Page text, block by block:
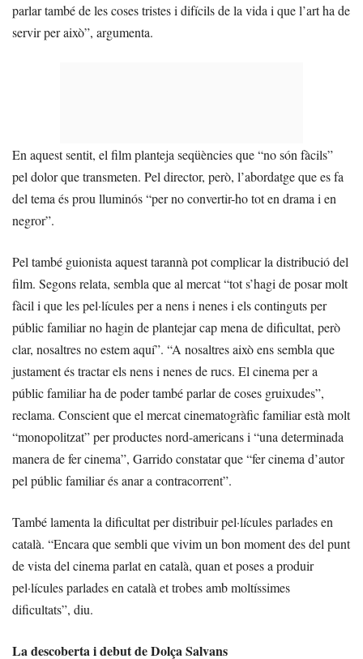
parlar també de les coses tristes i difícils de la vida i que l’art ha de
servir per això”, argumenta.
En aquest sentit, el film planteja seqüències que “no són fàcils”
pel dolor que transmeten. Pel director, però, l’abordatge que es fa
del tema és prou lluminós “per no convertir-ho tot en drama i en
negror”.
Pel també guionista aquest tarannà pot complicar la distribució del
film. Segons relata, sembla que al mercat “tot s’hagi de posar molt
fàcil i que les pel·lícules per a nens i nenes i els continguts per
públic familiar no hagin de plantejar cap mena de dificultat, però
clar, nosaltres no estem aquí”. “A nosaltres això ens sembla que
justament és tractar els nens i nenes de rucs. El cinema per a
públic familiar ha de poder també parlar de coses gruixudes”,
reclama. Conscient que el mercat cinematogràfic familiar està molt
“monopolitzat” per productes nord-americans i “una determinada
manera de fer cinema”, Garrido constatar que “fer cinema d’autor
pel públic familiar és anar a contracorrent”.
També lamenta la dificultat per distribuir pel·lícules parlades en
català. “Encara que sembli que vivim un bon moment des del punt
de vista del cinema parlat en català, quan et poses a produir
pel·lícules parlades en català et trobes amb moltíssimes
dificultats”, diu.
La descoberta i debut de Dolça Salvans